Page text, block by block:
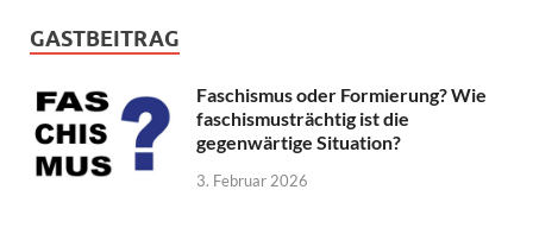
GASTBEITRAG
Faschismus oder Formierung? Wie
faschismusträchtig ist die
gegenwärtige Situation?
3. Februar 2026